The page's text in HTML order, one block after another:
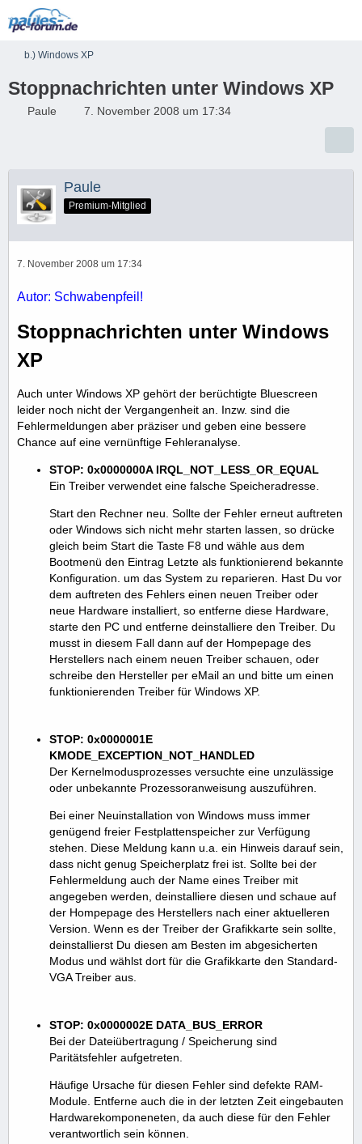
b.) Windows XP
Stoppnachrichten unter Windows XP
Paule 7. November 2008 um 17:34
Paule
Premium-Mitglied
7. November 2008 um 17:34
Autor: Schwabenpfeil!
Stoppnachrichten unter Windows
XP
Auch unter Windows XP gehört der berüchtigte Bluescreen
leider noch nicht der Vergangenheit an. Inzw. sind die
Fehlermeldungen aber präziser und geben eine bessere
Chance auf eine vernünftige Fehleranalyse.
STOP: 0x0000000A IRQL_NOT_LESS_OR_EQUAL
Ein Treiber verwendet eine falsche Speicheradresse.
Start den Rechner neu. Sollte der Fehler erneut auftreten
oder Windows sich nicht mehr starten lassen, so drücke
gleich beim Start die Taste F8 und wähle aus dem
Bootmenü den Eintrag Letzte als funktionierend bekannte
Konfiguration. um das System zu reparieren. Hast Du vor
dem auftreten des Fehlers einen neuen Treiber oder
neue Hardware installiert, so entferne diese Hardware,
starte den PC und entferne deinstalliere den Treiber. Du
musst in diesem Fall dann auf der Hompepage des
Herstellers nach einem neuen Treiber schauen, oder
schreibe den Hersteller per eMail an und bitte um einen
funktionierenden Treiber für Windows XP.
STOP: 0x0000001E
KMODE_EXCEPTION_NOT_HANDLED
Der Kernelmodusprozesses versuchte eine unzulässige
oder unbekannte Prozessoranweisung auszuführen.
Bei einer Neuinstallation von Windows muss immer
genügend freier Festplattenspeicher zur Verfügung
stehen. Diese Meldung kann u.a. ein Hinweis darauf sein,
dass nicht genug Speicherplatz frei ist. Sollte bei der
Fehlermeldung auch der Name eines Treiber mit
angegeben werden, deinstalliere diesen und schaue auf
der Hompepage des Herstellers nach einer aktuelleren
Version. Wenn es der Treiber der Grafikkarte sein sollte,
deinstallierst Du diesen am Besten im abgesicherten
Modus und wählst dort für die Grafikkarte den Standard-
VGA Treiber aus.
STOP: 0x0000002E DATA_BUS_ERROR
Bei der Dateiübertragung / Speicherung sind
Paritätsfehler aufgetreten.
Häufige Ursache für diesen Fehler sind defekte RAM-
Module. Entferne auch die in der letzten Zeit eingebauten
Hardwarekomponeneten, da auch diese für den Fehler
verantwortlich sein können.